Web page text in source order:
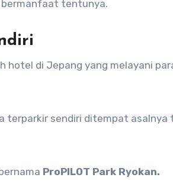
bermanfaat tentunya.
hotel di Jepang yang melayani
terparkir sendiri ditempat asalnya
ProPILOT Park Ryokan.